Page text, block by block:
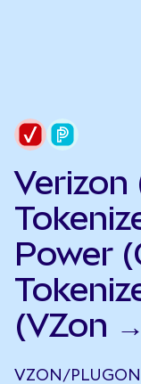
Verizon
Power
(VZon
VZON/